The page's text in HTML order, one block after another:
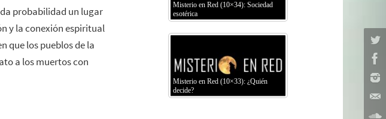
probabilidad un lugar
y la conexión espiritual
que los pueblos de la
a los muertos con
Misterio en Red (10×34): Sociedad
esotérica
Misterio en Red (10×33): ¿Quién
decide?